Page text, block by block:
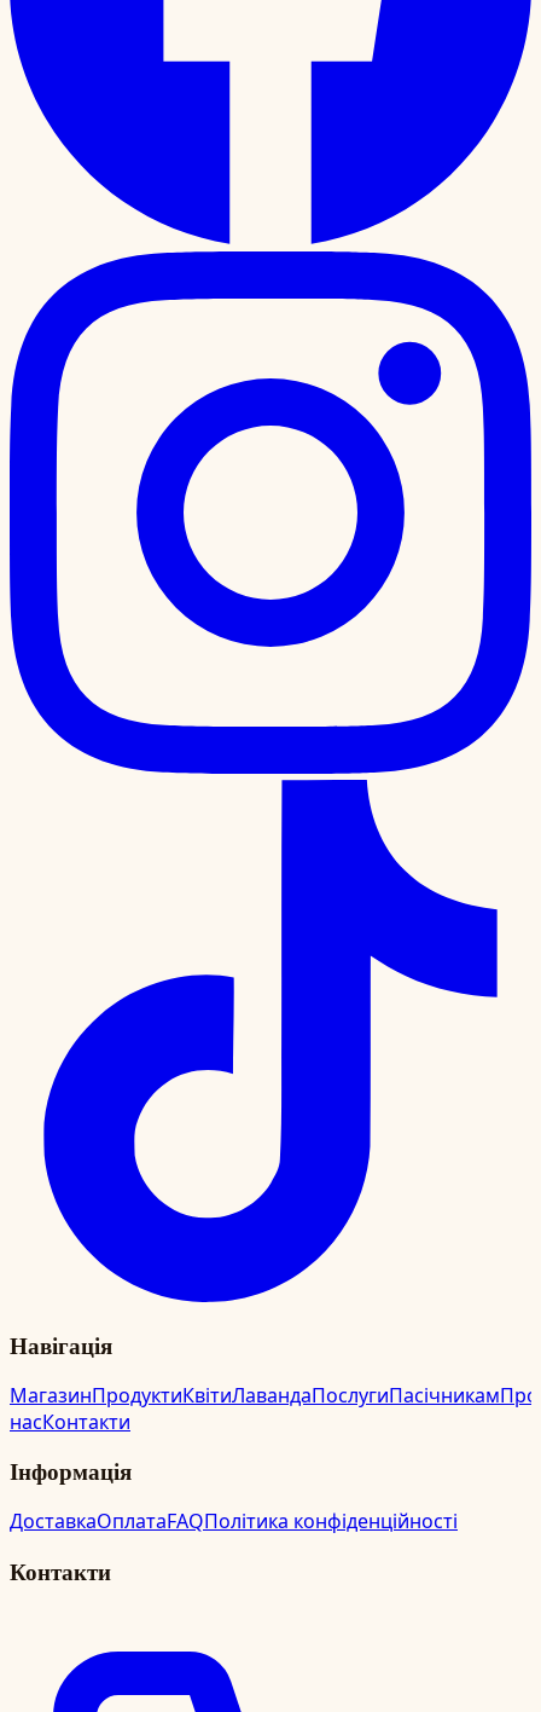
Навігація
МагазинПродуктиКвітиЛавандаПослугиПасічникамПро
насКонтакти
Інформація
ДоставкаОплатаFAQПолітика конфіденційності
Контакти